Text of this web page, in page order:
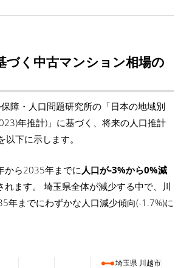
づく中古マンション相場の
障・人口問題研究所の「日本の地域別
年推計)」に基づく、将来の人口推計
下に示します。
から2035年までに 人口が-3%から0%減
れます。 埼玉県全体が減少する中で、川
年までにわずかな人口減少傾向(-1.7%)に
埼玉県 川越市